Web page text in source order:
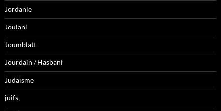
Jordanie
Joulani
Joumblatt
Jourdain / Hasbani
Judaïsme
juifs